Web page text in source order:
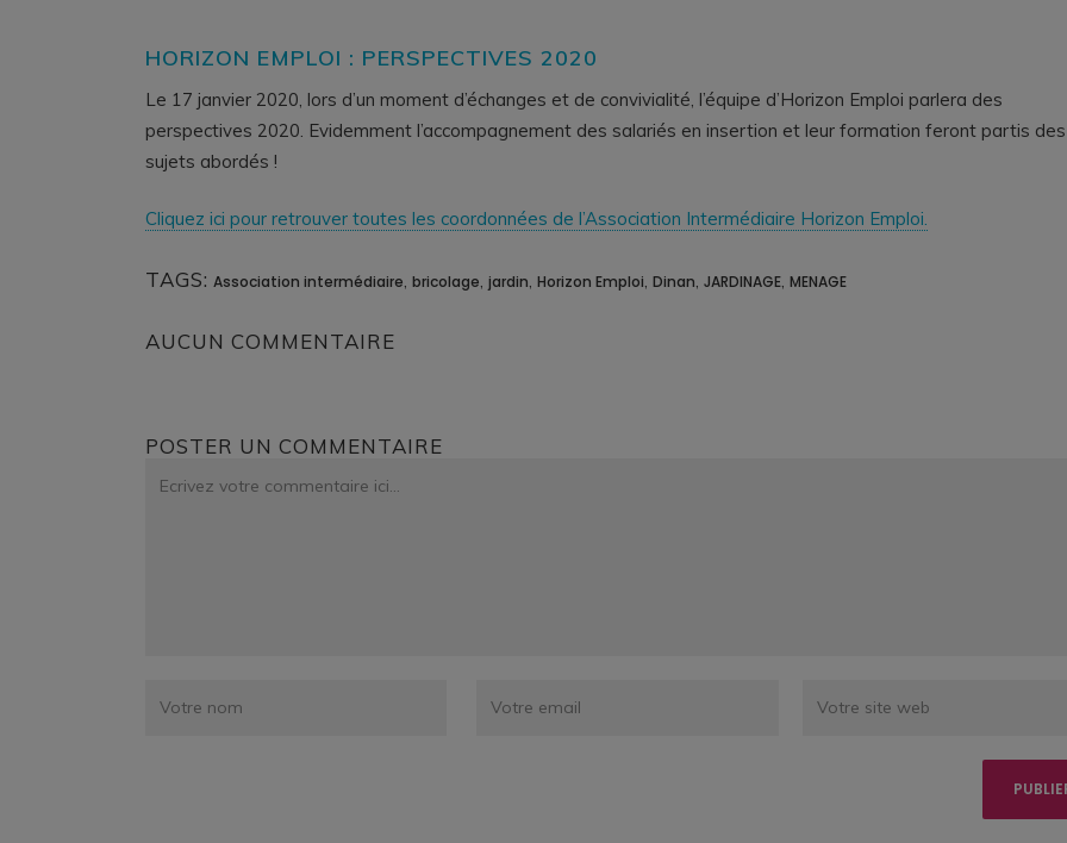
HORIZON EMPLOI : PERSPECTIVES 2020
Le 17 janvier 2020, lors d’un moment d’échanges et de convivialité, l’équipe d’Horizon Emploi parlera des
perspectives 2020. Evidemment l’accompagnement des salariés en insertion et leur formation feront partis des
sujets abordés !
Cliquez ici pour retrouver toutes les coordonnées de l’Association Intermédiaire Horizon Emploi.
TAGS: Association intermédiaire, bricolage, jardin, Horizon Emploi, Dinan, JARDINAGE, MENAGE
AUCUN COMMENTAIRE
POSTER UN COMMENTAIRE